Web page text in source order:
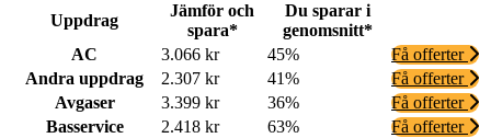
Uppdrag
Jämför och
spara*
Du sparar i
genomsnitt*
AC
3.066 kr 45%
Få offerter
Andra uppdrag
2.307 kr 41%
Få offerter
Avgaser
3.399 kr 36%
Få offerter
Basservice
2.418 kr 63%
Få offerter